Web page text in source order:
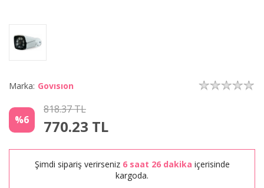
Marka: Govısıon
%6
818.37 TL
770.23 TL
Şimdi sipariş verirseniz 6 saat 26 dakika içerisinde
kargoda.